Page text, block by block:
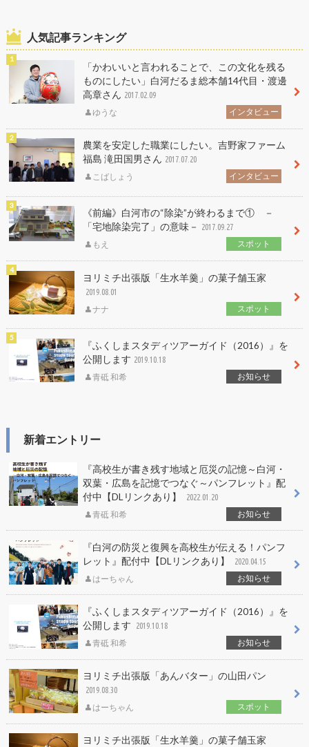
人気記事ランキング
「かわいいと言われることで、この文化を残る
ものにしたい」白河だるま総本舗14代目・渡邊
高章さん 2017.02.09
ゆうな インタビュー
農業を安定した職業にしたい。吉野家ファーム
福島 滝田国男さん 2017.07.20
こばしょう インタビュー
《前編》白河市の“除染”が終わるまで① －
「宅地除染完了」の意味－
2017.09.27
もえ スポット
ヨリミチ出張版「生水羊羹」の菓子舗玉家
2019.08.01
ナナ スポット
『ふくしまスタディツアーガイド（2016）』を
公開します 2019.10.18
青砥 和希 お知らせ
新着エントリー
『高校生が書き残す地域と厄災の記憶～白河・
双葉・広島を記憶でつなぐ～パンフレット』配
付中【DLリンクあり】
2022.01.20
青砥 和希 お知らせ
『白河の防災と復興を高校生が伝える！パンフ
レット』配付中【DLリンクあり】
2020.04.15
はーちゃん お知らせ
『ふくしまスタディツアーガイド（2016）』を
公開します
2019.10.18
青砥 和希 お知らせ
ヨリミチ出張版「あんバター」の山田パン
2019.08.30
はーちゃん スポット
ヨリミチ出張版「生水羊羹」の菓子舗玉家